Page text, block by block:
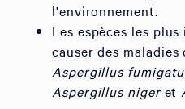
l'environnement.
Les espèces les
causer des
Aspergillus
Aspergillus nigeret